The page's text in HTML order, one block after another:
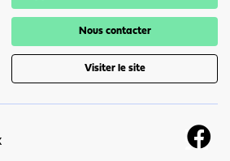
Nous contacter
Visiter le site